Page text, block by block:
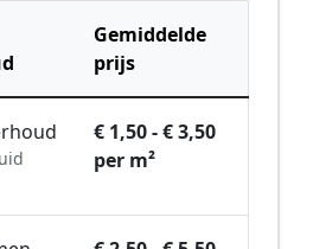
Gemiddelde
prijs
€ 1,50 - € 3,50
per m²